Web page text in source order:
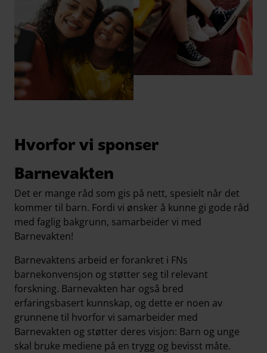
Hvorfor vi sponser
Barnevakten
Det er mange råd som gis på nett, spesielt når det
kommer til barn. Fordi vi ønsker å kunne gi gode råd
med faglig bakgrunn, samarbeider vi med
Barnevakten!
Barnevaktens arbeid er forankret i FNs
barnekonvensjon og støtter seg til relevant
forskning. Barnevakten har også bred
erfaringsbasert kunnskap, og dette er noen av
grunnene til hvorfor vi samarbeider med
Barnevakten og støtter deres visjon: Barn og unge
skal bruke mediene på en trygg og bevisst måte.